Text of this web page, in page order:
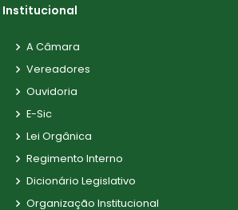
Institucional
A Câmara
Vereadores
Ouvidoria
E-Sic
Lei Orgânica
Regimento Interno
Dicionário Legislativo
Organização Institucional